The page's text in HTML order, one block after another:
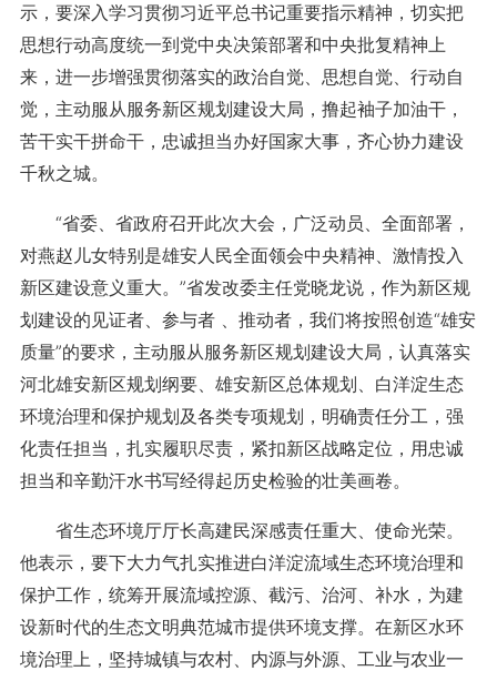
示，要深入学习贯彻习近平总书记重要指示精神，切实把
思想行动高度统一到党中央决策部署和中央批复精神上
来，进一步增强贯彻落实的政治自觉、思想自觉、行动自
觉，主动服从服务新区规划建设大局，撸起袖子加油干，
苦干实干拼命干，忠诚担当办好国家大事，齐心协力建设
千秋之城。
“省委、省政府召开此次大会，广泛动员、全面部署，
对燕赵儿女特别是雄安人民全面领会中央精神、激情投入
新区建设意义重大。”省发改委主任党晓龙说，作为新区规
划建设的见证者、参与者 、推动者，我们将按照创造“雄安
质量”的要求，主动服从服务新区规划建设大局，认真落实
河北雄安新区规划纲要、雄安新区总体规划、白洋淀生态
环境治理和保护规划及各类专项规划，明确责任分工，强
化责任担当，扎实履职尽责，紧扣新区战略定位，用忠诚
担当和辛勤汗水书写经得起历史检验的壮美画卷。
省生态环境厅厅长高建民深感责任重大、使命光荣。
他表示，要下大力气扎实推进白洋淀流域生态环境治理和
保护工作，统筹开展流域控源、截污、治河、补水，为建
设新时代的生态文明典范城市提供环境支撑。在新区水环
境治理上，坚持城镇与农村、内源与外源、工业与农业一